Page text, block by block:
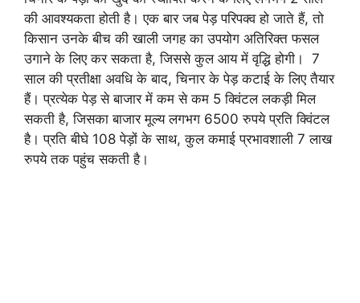
की आवश्यकता होती है। एक बार जब पेड़ परिपक्व हो जाते हैं, तो
किसान उनके बीच की खाली जगह का उपयोग अतिरिक्त फसल
उगाने के लिए कर सकता है, जिससे कुल आय में वृद्धि होगी। 7
साल की प्रतीक्षा अवधि के बाद, चिनार के पेड़ कटाई के लिए तैयार
हैं। प्रत्येक पेड़ से बाजार में कम से कम 5 क्विंटल लकड़ी मिल
सकती है, जिसका बाजार मूल्य लगभग 6500 रुपये प्रति क्विंटल
है। प्रति बीघे 108 पेड़ों के साथ, कुल कमाई प्रभावशाली 7 लाख
रुपये तक पहुंच सकती है।